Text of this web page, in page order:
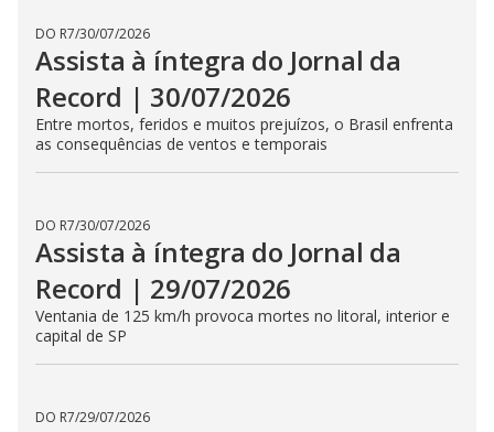
DO R7/02/08/2026
Assista à íntegra do Jornal da
Record | 01/08/2026
Gasolina passa a ter 32% de etanol por litro para manter
preço do combustível